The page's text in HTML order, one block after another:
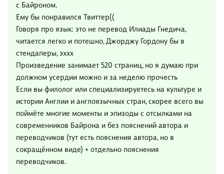
с Байроном.
Ему бы понравился Твиттер((
Говоря про язык: это не перевод Илиады Гнедича,
читается легко и потешно, Джорджу Гордону бы в
стендаперы, эххх
Произведение занимает 520 страниц, но я думаю при
должном усердии можно и за неделю прочесть
Если вы филолог или специализируетесь на культуре и
истории Англии и англоязычных стран, скорее всего вы
поймёте многие моменты и эпизоды с отсылками на
современников Байрона и без пояснений автора и
переводчиков (тут есть пояснения автора, но в
сокращённом виде) + отдельно пояснения
переводчиков.